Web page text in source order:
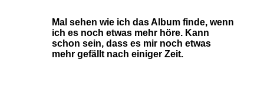
Mal sehen wie ich das Album finde, wenn
ich es noch etwas mehr höre. Kann
schon sein, dass es mir noch etwas
mehr gefällt nach einiger Zeit.